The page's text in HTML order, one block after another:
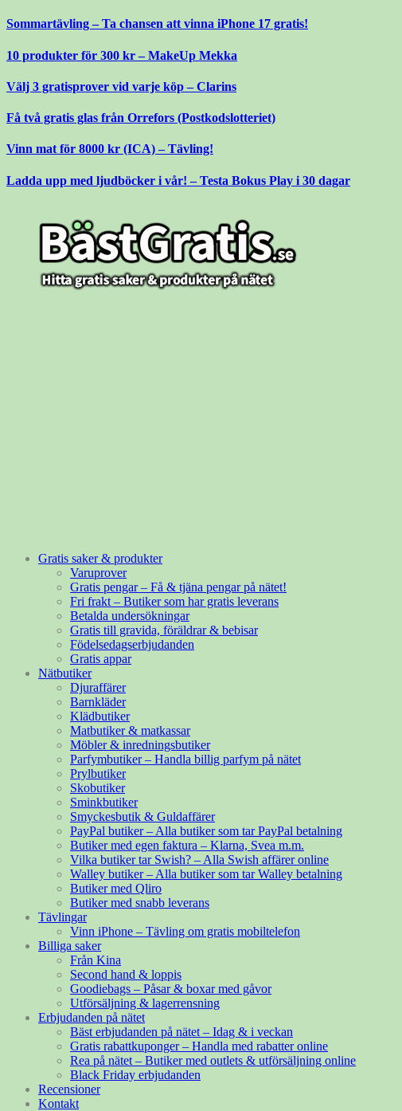
Gå
innehåll
Sommartävling – Ta chansen att vinna iPhone 17 gratis!
10 produkter för 300 kr – MakeUp Mekka
Välj 3 gratisprover vid varje köp – Clarins
Få två gratis glas från Orrefors (Postkodslotteriet)
Vinn mat för 8000 kr (ICA) – Tävling!
Ladda upp med ljudböcker i vår! – Testa Bokus Play i 30 dagar
Gratis saker & produkter
Varuprover
Gratis pengar – Få & tjäna pengar på nätet!
Fri frakt – Butiker som har gratis leverans
Betalda undersökningar
Gratis till gravida, föräldrar & bebisar
Födelsedagserbjudanden
Gratis appar
Nätbutiker
Djuraffärer
Barnkläder
Klädbutiker
Matbutiker & matkassar
Möbler & inredningsbutiker
Parfymbutiker – Handla billig parfym på nätet
Prylbutiker
Skobutiker
Sminkbutiker
Smyckesbutik & Guldaffärer
PayPal butiker – Alla butiker som tar PayPal betalning
Butiker med egen faktura – Klarna, Svea m.m.
Vilka butiker tar Swish? – Alla Swish affärer online
Walley butiker – Alla butiker som tar Walley betalning
Butiker med Qliro
Butiker med snabb leverans
Tävlingar
Vinn iPhone – Tävling om gratis mobiltelefon
Billiga saker
Från Kina
Second hand & loppis
Goodiebags – Påsar & boxar med gåvor
Utförsäljning & lagerrensning
Erbjudanden på nätet
Bäst erbjudanden på nätet – Idag & i veckan
Gratis rabattkuponger – Handla med rabatter online
Rea på nätet – Butiker med outlets & utförsäljning online
Black Friday erbjudanden
Recensioner
Kontakt